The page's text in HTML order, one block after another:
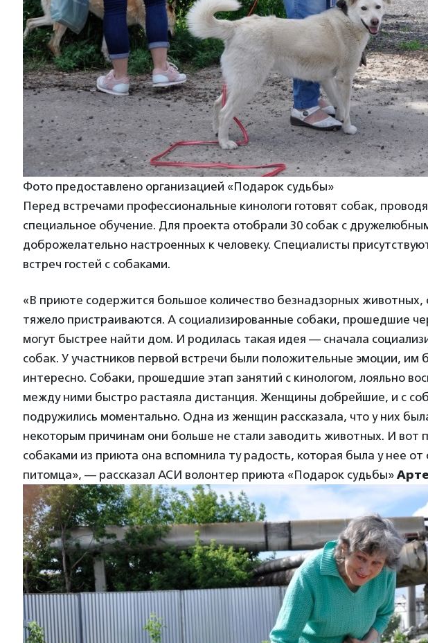
Фото предоставлено организацией «Подарок судьбы»
Перед встречами профессиональные кинологи готовят собак,
специальное обучение. Для проекта отобрали 30 собак с
доброжелательно настроенных к человеку. Специалисты
встреч гостей с собаками.
«В приюте содержится большое количество безнадзорных животных,
тяжело пристраиваются. А социализированные собаки, прошедшие
могут быстрее найти дом. И родилась такая идея — сначала
собак. У участников первой встречи были положительные эмоции, им
интересно. Собаки, прошедшие этап занятий с кинологом, лояльно
между ними быстро растаяла дистанция. Женщины добрейшие, и с
подружились моментально. Одна из женщин рассказала, что у них
некоторым причинам они больше не стали заводить животных. И вот
собаками из приюта она вспомнила ту радость, которая была у нее от
питомца», — рассказал АСИ волонтер приюта «Подарок судьбы»